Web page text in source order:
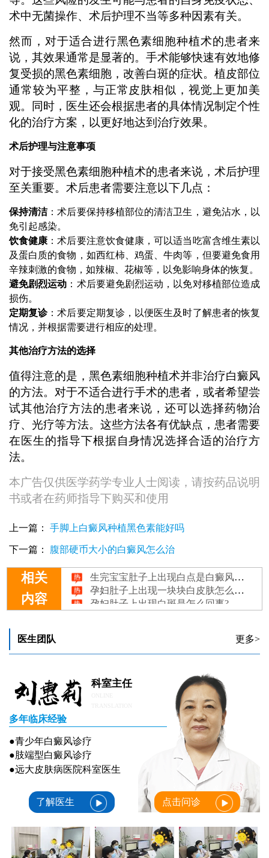
术中无菌操作、术后护理不当等多种因素有关。
然而，对于适合进行黑色素细胞种植术的患者来
说，其效果通常是显著的。手术能够快速有效地修
复受损的黑色素细胞，改善白斑的症状。植皮部位
通常较为平整，与正常皮肤相似，视觉上更加美
观。同时，医生还会根据患者的具体情况制定个性
化的治疗方案，以更好地达到治疗效果。
术后护理与注意事项
对于接受黑色素细胞种植术的患者来说，术后护理
至关重要。术后患者需要注意以下几点：
保持清洁：术后要保持移植部位的清洁卫生，避免沾水，以
免引起感染。
饮食健康 ：术后要注意饮食健康，可以适当吃富含维生素以
及蛋白质的食物，如西红柿、鸡蛋、牛肉等，但要避免食用
辛辣刺激的食物，如辣椒、花椒等，以免影响身体的恢复。
避免剧烈运动 ：术后要避免剧烈运动，以免对移植部位造成
损伤。
定期复诊：术后要定期复诊，以便医生及时了解患者的恢复
情况，并根据需要进行相应的处理。
其他治疗方法的选择
值得注意的是，黑色素细胞种植术并非治疗白癜风
的方法。对于不适合进行手术的患者，或者希望尝
试其他治疗方法的患者来说，还可以选择药物治
疗、光疗等方法。这些方法各有优缺点，患者需要
在医生的指导下根据自身情况选择合适的治疗方
法。
本广告仅供医学药学专业人士阅读，请按药品说明
书或者在药师指导下购买和使用
上一篇： 手脚上白癜风种植黑色素能好吗
下一篇： 腹部硬币大小的白癜风怎么治
相关
内容
生完宝宝肚子上出现白点是白癜风吗？
孕妇肚子上出现一块块白皮肤怎么回事
孕妇肚子上出现白斑是怎么回事?
肚子上出现白斑能做种植手术吗
医生团队 更多>
科室主任
多年临床经验
●青少年白癜风诊疗
●肢端型白癜风诊疗
●远大皮肤病医院科室医生
了解医生 点击问诊